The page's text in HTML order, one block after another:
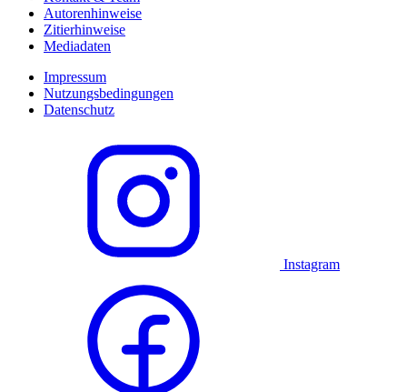
Autorenhinweise
Zitierhinweise
Mediadaten
Impressum
Nutzungsbedingungen
Datenschutz
Instagram